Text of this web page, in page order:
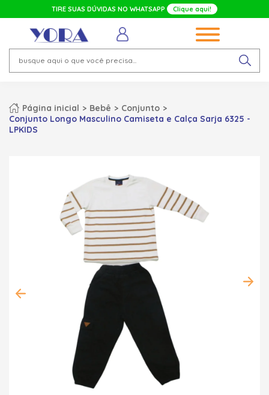
TIRE SUAS DÚVIDAS NO WHATSAPP Clique aqui!
Página inicial Bebê
Conjunto
Conjunto Longo Masculino Camiseta e Calça Sarja 6325 -
LPKIDS